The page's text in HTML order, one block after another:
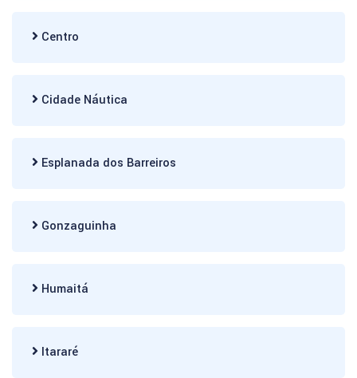
Centro
Cidade Náutica
Esplanada dos Barreiros
Gonzaguinha
Humaitá
Itararé